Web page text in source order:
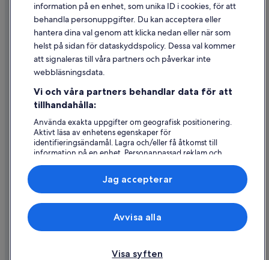
Juridisk information/Kontakta oss
Riktlinjer för innehåll och anmäla innehåll
Hjälp
Avboka eller ändra din bokning
Återbetalningsprocess och tidslinjer
Boka ett flyg med flygbolagskredit
Internationella resedokument
© 2026 Expedia, Inc., ett företag i Expedia Group. Med ensamrätt.
Expedia och Expedias logotyp är varumärken eller registrerade
information på en enhet, som unika ID i cookies, för att
behandla personuppgifter. Du kan acceptera eller
hantera dina val genom att klicka nedan eller när som
helst på sidan för dataskyddspolicy. Dessa val kommer
att signaleras till våra partners och påverkar inte
webbläsningsdata.
Vi och våra partners behandlar data för att
tillhandahålla:
Använda exakta uppgifter om geografisk positionering.
Aktivt läsa av enhetens egenskaper för
identifieringsändamål. Lagra och/eller få åtkomst till
information på en enhet. Personanpassad reklam och
innehåll, reklam- och innehållsmätning, forskning
Lista över partner (leverantörer)
Visa syften
Avvisa alla
Jag accepterar